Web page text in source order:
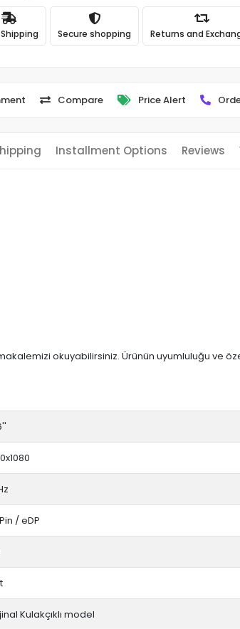
Secure shopping Returns and
Compare Price Alert
Installment Options Reviews
okuyabilirsiniz. Ürünün uyumluluğu
/ eDP
Kulakçıklı model